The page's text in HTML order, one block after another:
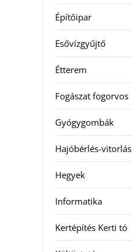
Építőipar
Esővízgyűjtő
Étterem
Fogászat fogorvos
Gyógygombák
Hajóbérlés-vitorlás
Hegyek
Informatika
Kertépítés Kerti tó